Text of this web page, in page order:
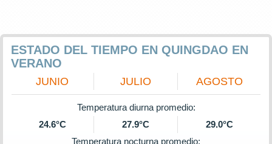
ESTADO DEL TIEMPO EN QUINGDAO EN
VERANO
JUNIO JULIO AGOSTO
Temperatura diurna promedio:
24.6°C
27.9°C
29.0°C
Temperatura nocturna promedio: